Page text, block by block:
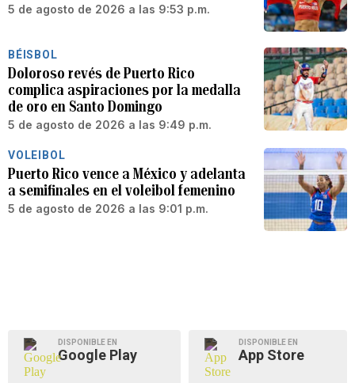
5 de agosto de 2026 a las 9:53 p.m.
BÉISBOL
Doloroso revés de Puerto Rico
complica aspiraciones por la medalla
de oro en Santo Domingo
5 de agosto de 2026 a las 9:49 p.m.
VOLEIBOL
Puerto Rico vence a México y adelanta
a semifinales en el voleibol femenino
5 de agosto de 2026 a las 9:01 p.m.
DISPONIBLE EN
Google Play
DISPONIBLE EN
App Store